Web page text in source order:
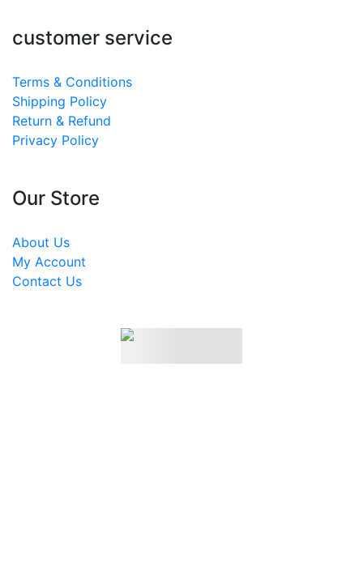
customer service
Terms & Conditions
Shipping Policy
Return & Refund
Privacy Policy
Our Store
About Us
My Account
Contact Us